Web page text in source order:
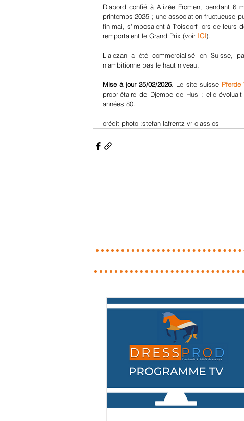
D'abord confié à Alizée Froment pendant 6
printemps 2025 ; une association fructueuse
fin mai, s'imposaient à Troisdorf lors de leurs
remportaient le Grand Prix (voir ICI).
L'alezan a été commercialisé en Suisse,
n'ambitionne pas le haut niveau.
Mise à jour 25/02/2026. Le site suisse Pferde
propriétaire de Djembe de Hus : elle
années 80.
crédit photo :stefan lafrentz vr classics